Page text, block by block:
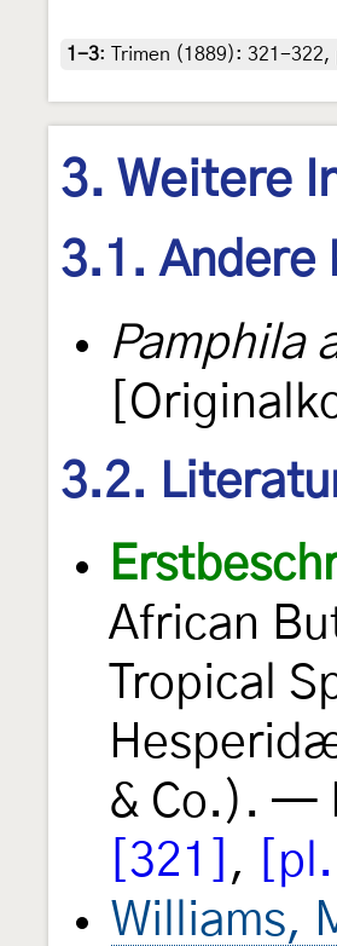
1-3: Trimen (1889): 321-
3. Weitere
3.1. Andere
Pamphila
3.2.
African
Tropical
& Co.). —
[321]
,
Williams,